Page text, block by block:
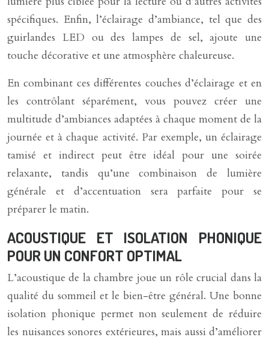
spécifiques. Enfin, l’éclairage d’ambiance, tel que des
guirlandes LED ou des lampes de sel, ajoute une
touche décorative et une atmosphère chaleureuse.
En combinant ces différentes couches d’éclairage et en
les contrôlant séparément, vous pouvez créer une
multitude d’ambiances adaptées à chaque moment de la
journée et à chaque activité. Par exemple, un éclairage
tamisé et indirect peut être idéal pour une soirée
relaxante, tandis qu’une combinaison de lumière
générale et d’accentuation sera parfaite pour se
préparer le matin.
ACOUSTIQUE ET ISOLATION PHONIQUE
POUR UN CONFORT OPTIMAL
L’acoustique de la chambre joue un rôle crucial dans la
qualité du sommeil et le bien-être général. Une bonne
isolation phonique permet non seulement de réduire
les nuisances sonores extérieures, mais aussi d’améliorer